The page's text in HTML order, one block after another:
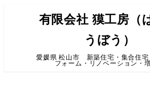
有限会社 獏工房（
うぼう）
愛媛県 松山市 新築住宅・集合住
フォーム・リノベーション・